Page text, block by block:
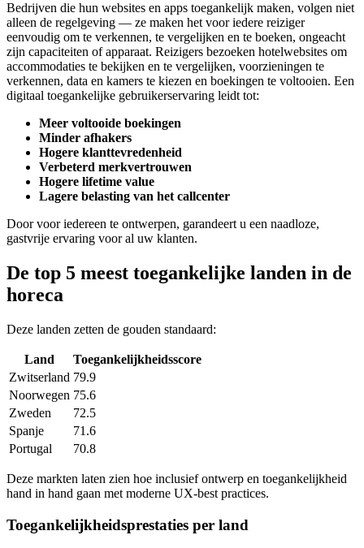
Bedrijven die hun websites en apps toegankelijk maken, volgen niet
alleen de regelgeving — ze maken het voor iedere reiziger
eenvoudig om te verkennen, te vergelijken en te boeken, ongeacht
zijn capaciteiten of apparaat. Reizigers bezoeken hotelwebsites om
accommodaties te bekijken en te vergelijken, voorzieningen te
verkennen, data en kamers te kiezen en boekingen te voltooien. Een
digitaal toegankelijke gebruikerservaring leidt tot:
Meer voltooide boekingen
Minder afhakers
Hogere klanttevredenheid
Verbeterd merkvertrouwen
Hogere lifetime value
Lagere belasting van het callcenter
Door voor iedereen te ontwerpen, garandeert u een naadloze,
gastvrije ervaring voor al uw klanten.
De top 5 meest toegankelijke landen in de
horeca
Deze landen zetten de gouden standaard:
Land
Toegankelijkheidsscore
Zwitserland 79.9
Noorwegen 75.6
Zweden
72.5
Spanje
71.6
Portugal
70.8
Deze markten laten zien hoe inclusief ontwerp en toegankelijkheid
hand in hand gaan met moderne UX-best practices.
Toegankelijkheidsprestaties per land